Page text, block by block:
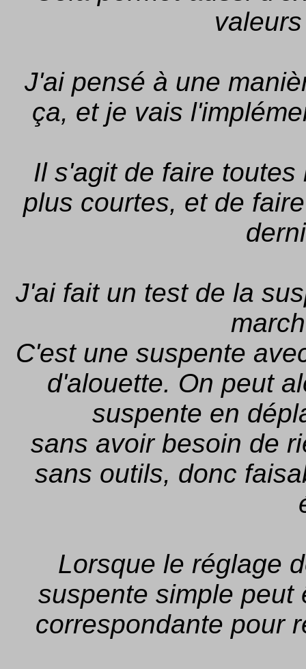
J'ai pensé à une
ça, et je vais
Il s'agit de faire
plus courtes, et de
J'ai fait un test de la
C'est une suspente
d'alouette. On peut
suspente en
sans avoir besoin de
sans outils, donc
Lorsque le réglage
suspente simple peut
correspondante pour